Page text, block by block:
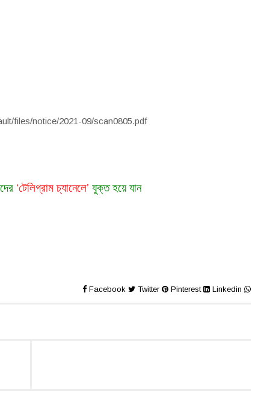
files/notice/2021-09/scan0805.pdf
‘টেলিগ্রাম চ্যানেলে’ যুক্ত হয়ে যান
Facebook Twitter Pinterest Linkedin